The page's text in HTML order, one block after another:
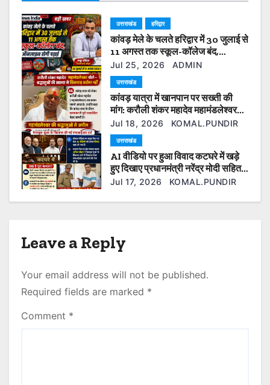
a
t
i
o
n
उत्तराखंड हरिद्वार
कांवड़ मेले के चलते हरिद्वार में 30 जुलाई से
11 अगस्त तक स्कूल-कॉलेज बंद,
ऑनलाइन होगी पढ़ाई
Jul 25, 2026 ADMIN
उत्तराखंड
कांवड़ यात्रा में खानपान पर सख्ती की
मांग: करौली शंकर महादेव महामंडलेश्वर
बोले— श्रद्धालुओं की आस्था से खिलवाड़
बर्दाश्त नहीं
Jul 18, 2026 KOMAL.PUNDIR
उत्तराखंड
AI वीडियो पर हुआ विवाद कटघरे में खड़े
हुए दिखाए प्रधानमंत्री नरेंद्र मोदी सहित
कई ओर नेता फेसबुक यूजर के खिलाफ की
Jul 17, 2026 KOMAL.PUNDIR
Leave a Reply
Your email address will not be published.
Required fields are marked *
Comment *